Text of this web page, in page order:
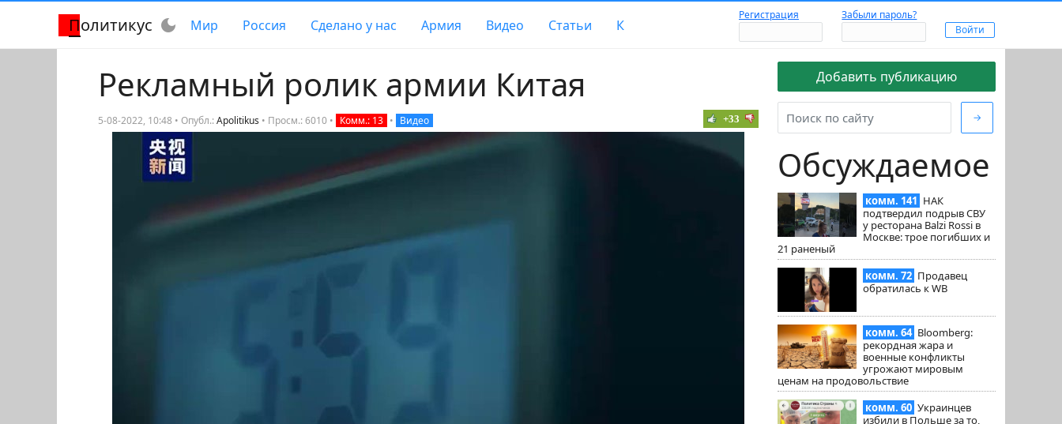
Политикус dark_mode Мир Россия Сделано у нас Армия Видео Статьи К
Регистрация Забыли пароль?
Добавить публикацию
→
Обсуждаемое
комм. 141 НАК
подтвердил подрыв СВУ
у ресторана Balzi Rossi в
Москве: трое погибших и
21 раненый
комм. 72 Продавец
обратилась к WB
комм. 64 Bloomberg:
рекордная жара и
военные конфликты
угрожают мировым
ценам на продовольствие
комм. 60 Украинцев
избили в Польше за то,
Рекламный ролик армии Китая
5-08-2022, 10:48 • Опубл.:Apolitikus • Просм.: 6010 • Комм.: 13 • Видео +33